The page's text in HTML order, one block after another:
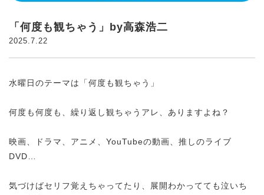
「何度も観ちゃう」by高森浩二
2025.7.22
水曜日のテーマは「何度も観ちゃう」
何度も何度も、繰り返し観ちゃうアレ、ありますよね？
映画、ドラマ、アニメ、YouTubeの動画、推しのライブ
DVD…
気づけばセリフ覚えちゃってたり、展開わかってても泣いち